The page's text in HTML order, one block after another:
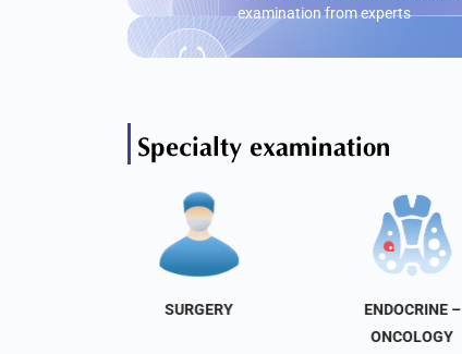
examination from experts
Specialty examination
SURGERY
ENDOCRINE –
ONCOLOGY